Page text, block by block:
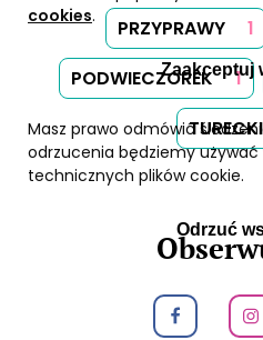
PRZYPRAWY
1
PODWIECZOREK
1
cookies.
Zaakceptuj
Masz prawo odmówić
odrzucenia będziemy używać
technicznych plików cookie.
Odrzuć